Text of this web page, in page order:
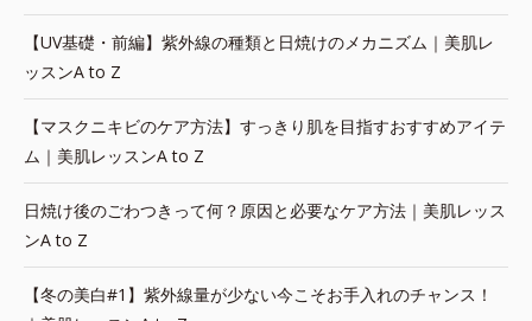
【UV基礎・前編】紫外線の種類と日焼けのメカニズム｜美肌レ
ッスンA to Z
【マスクニキビのケア方法】すっきり肌を目指すおすすめアイテ
ム｜美肌レッスンA to Z
日焼け後のごわつきって何？原因と必要なケア方法｜美肌レッス
ンA to Z
【冬の美白#1】紫外線量が少ない今こそお手入れのチャンス！